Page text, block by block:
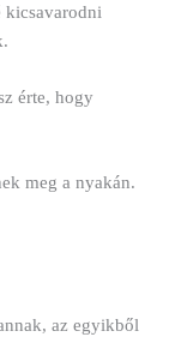
kicsavarodni
érte, hogy
meg a nyakán.
az egyikből